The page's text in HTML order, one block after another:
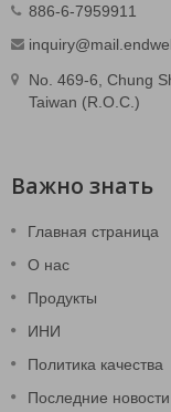
886-6-7959911
No. 469-6, Chung
Taiwan (R.O.C.)
Важно знать
Главная страница
О нас
Продукты
ИНИ
Политика качества
Последние новости